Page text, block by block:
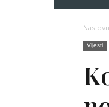
Vijesti